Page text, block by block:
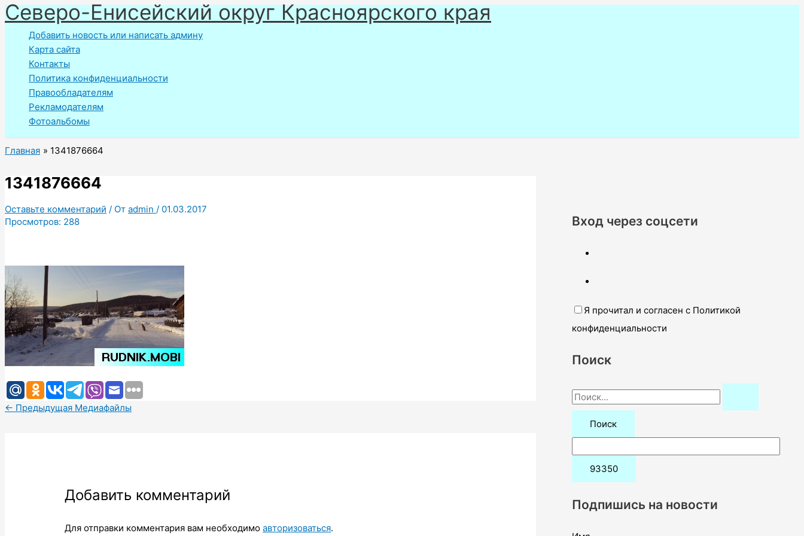
Перейти
к
содержимому
Северо-Енисейский округ Красноярского края
Добавить новость или написать админу
Карта сайта
Контакты
Политика конфиденциальности
Правообладателям
Рекламодателям
Фотоальбомы
Главная 1341876664
1341876664
Оставьте комментарий / От admin / 01.03.2017
Просмотров: 288
← Предыдущая Медиафайлы
Добавить комментарий
Для отправки комментария вам необходимоавторизоваться.
Вход через соцсети
Я прочитал и согласен с Политикой
конфиденциальности
Поиск
П
о
:
Подпишись на новости